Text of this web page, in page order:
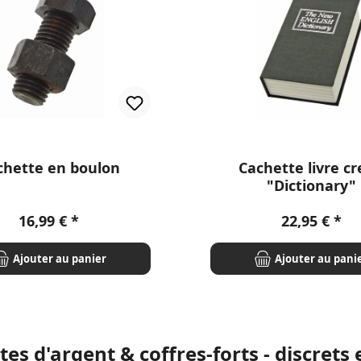
en boulon
Prix régulier :
16,99 €
Ajouter au panier
Cachette livre
"Dictionary"
Prix régulier
22,95 €
Ajouter au
d'argent & coffres-forts - discrets